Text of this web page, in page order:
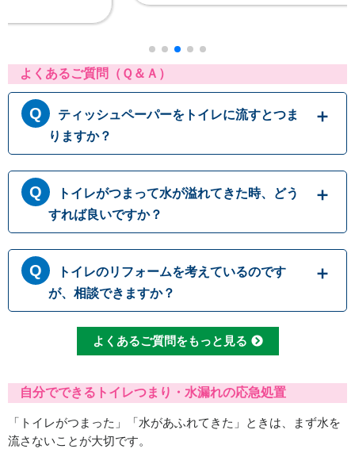
よくあるご質問（Ｑ＆Ａ）
ティッシュペーパーをトイレに流すとつま
りますか？
トイレットペーパーはトイレに流す前提に作ら
れておりますが、ティッシュペーパーは繊維の
結びつきが強くほどけにくいため、トイレに流
すと排水パイプ内でつまることがありますの
で、決して流さないでください。トイレットペ
ーパーも、一度に大量に流すとつまりの原因に
なるため、こまめに流したりウォシュレットを
りを予防することができます
トイレがつまって水が溢れてきた時、どう
すれば良いですか？
トイレにつまりが起きて水が流れて行かない時
には、無理に水を流すと溢れてしまう可能性が
あります。 原因として一番多いのは便器内で
のつまりですが、排管自体がつまっていたりト
イレの劣化によって引き起こされる場合もござ
います。どこでつまっているか原因をしっかり
トイレのリフォームを考えているのです
が、相談できますか？
もちろんです。水道職人では水漏れ・つまり修
理だけでなくトイレ交換やリフォームなど、幅
て使用可能な便器の種類も変わってまいります
ので、しっかりとした現場確認で最適なご提案
をさせて頂きます。
よくあるご質問をもっと見る
自分でできるトイレつまり・水漏れの応急処置
「トイレがつまった」「水があふれてきた」ときは、まず水を
流さないことが大切です。